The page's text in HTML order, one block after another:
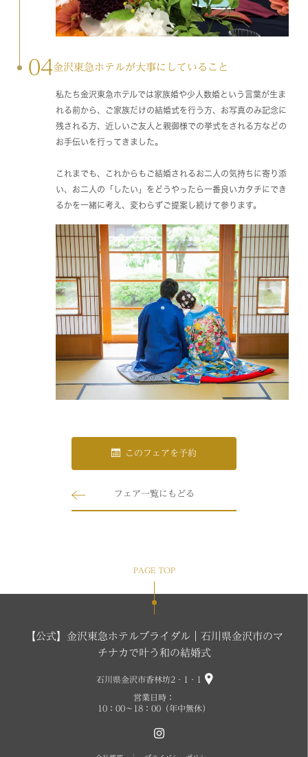
04金沢東急ホテルが大事にしていること
私たち金沢東急ホテルでは家族婚や少人数婚という言葉が生ま
れる前から、ご家族だけの結婚式を行う方、お写真のみ記念に
残される方、近しいご友人と親御様での挙式をされる方などの
お手伝いを行ってきました。
これまでも、これからもご結婚されるお二人の気持ちに寄り添
い、お二人の「したい」をどうやったら一番良いカタチにでき
るかを一緒に考え、変わらずご提案し続けて参ります。
このフェアを予約
フェア一覧にもどる
PAGE TOP
【公式】金沢東急ホテルブライダル｜石川県金沢市のマ
チナカで叶う和の結婚式
石川県金沢市香林坊2‐1‐1
営業日時：
10：00～18：00（年中無休）